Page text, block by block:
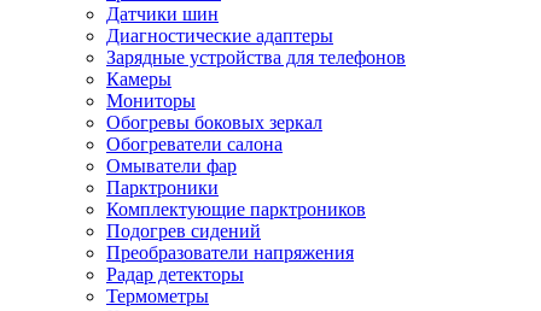
Датчики шин
Диагностические адаптеры
Зарядные устройства для телефонов
Камеры
Мониторы
Обогревы боковых зеркал
Обогреватели салона
Омыватели фар
Парктроники
Комплектующие парктроников
Подогрев сидений
Преобразователи напряжения
Радар детекторы
Термометры